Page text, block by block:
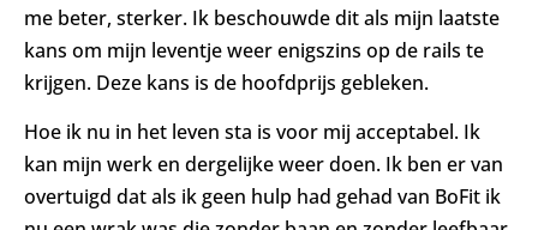
me beter, sterker. Ik beschouwde dit als mijn laatste
kans om mijn leventje weer enigszins op de rails te
krijgen. Deze kans is de hoofdprijs gebleken.
Hoe ik nu in het leven sta is voor mij acceptabel. Ik
kan mijn werk en dergelijke weer doen. Ik ben er van
overtuigd dat als ik geen hulp had gehad van BoFit ik